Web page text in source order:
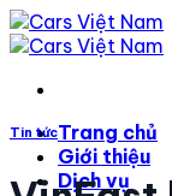
Bỏ
qua
dung
Trang chủ
Giới thiệu
Dịch vụ
Tin tức